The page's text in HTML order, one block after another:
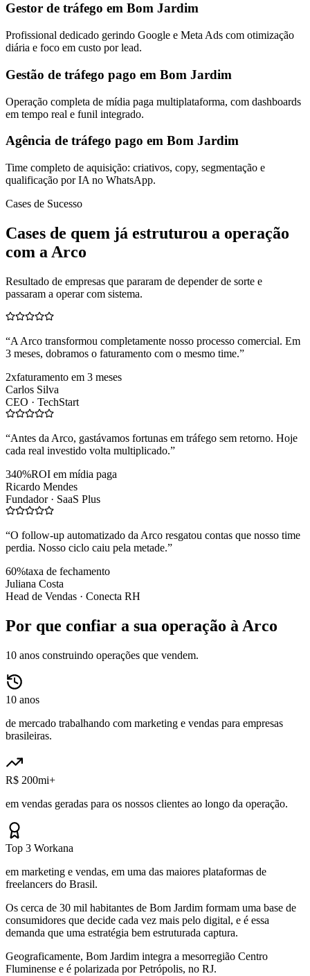
Gestor de tráfego em Bom Jardim
Profissional dedicado gerindo Google e Meta Ads com otimização
diária e foco em custo por lead.
Gestão de tráfego pago em Bom Jardim
Operação completa de mídia paga multiplataforma, com dashboards
em tempo real e funil integrado.
Agência de tráfego pago em Bom Jardim
Time completo de aquisição: criativos, copy, segmentação e
qualificação por IA no WhatsApp.
Cases de Sucesso
Cases de quem já estruturou a operação
com a Arco
Resultado de empresas que pararam de depender de sorte e
passaram a operar com sistema.
“A Arco transformou completamente nosso processo comercial. Em
3 meses, dobramos o faturamento com o mesmo time.”
2xfaturamento em 3 meses
Carlos Silva
CEO · TechStart
“Antes da Arco, gastávamos fortunas em tráfego sem retorno. Hoje
cada real investido volta multiplicado.”
340%ROI em mídia paga
Ricardo Mendes
Fundador · SaaS Plus
“O follow-up automatizado da Arco resgatou contas que nosso time
perdia. Nosso ciclo caiu pela metade.”
60%taxa de fechamento
Juliana Costa
Head de Vendas · Conecta RH
Por que confiar a sua operação à Arco
10 anos construindo operações que vendem.
10 anos
de mercado trabalhando com marketing e vendas para empresas
brasileiras.
R$ 200mi+
em vendas geradas para os nossos clientes ao longo da operação.
Top 3 Workana
em marketing e vendas, em uma das maiores plataformas de
freelancers do Brasil.
Os cerca de 30 mil habitantes de Bom Jardim formam uma base de
consumidores que decide cada vez mais pelo digital, e é essa
demanda que uma estratégia bem estruturada captura.
Geograficamente, Bom Jardim integra a mesorregião Centro
Fluminense e é polarizada por Petrópolis, no RJ.